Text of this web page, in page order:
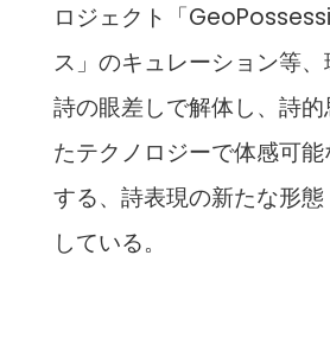
ロジェクト「
ス」のキュレーション等
詩の眼差しで解体し、詩
たテクノロジーで体感可
する、詩表現の新たな形
している。